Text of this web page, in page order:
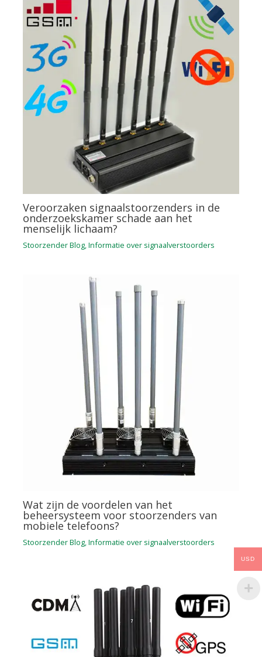
Veroorzaken signaalstoorzenders in de
onderzoekskamer schade aan het
menselijk lichaam?
Stoorzender Blog,Informatie over signaalverstoorders
Wat zijn de voordelen van het
beheersysteem voor stoorzenders van
mobiele telefoons?
Stoorzender Blog,Informatie over signaalverstoorders
USD